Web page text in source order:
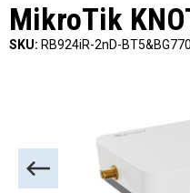
MikroTik
SKU: RB924iR-2nD-